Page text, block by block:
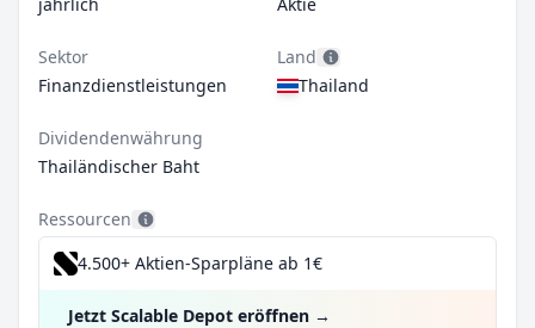
Sektor
Finanzdienstleistungen
Land
Thailand
Dividendenwährung
Thailändischer Baht
Ressourcen
4.500+ Aktien-Sparpläne ab 1€
Jetzt Scalable Depot eröffnen →